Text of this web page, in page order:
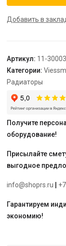
нижнего
мм,
HM
Universalheizkorper
("Viessmann")
Добавить в
Артикул: 11-
Категории:
Радиаторы
Получите
оборудование!
Присылайте
выгодное
info@shoprs.ru
Гарантируем
экономию!